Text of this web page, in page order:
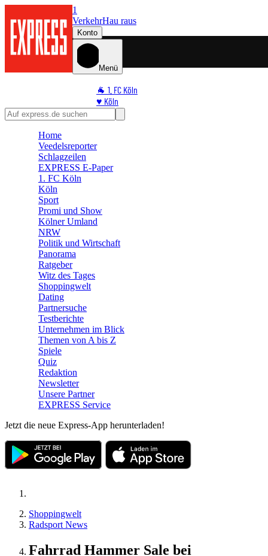
1
VerkehrHau raus
Konto
Menü
🐐 1. FC Köln
♥️ Köln
⭐ Promi
🛒 Shoppingwelt
Home
Veedelsreporter
Schlagzeilen
EXPRESS E-Paper
1. FC Köln
Köln
Sport
Promi und Show
Kölner Umland
NRW
Politik und Wirtschaft
Panorama
Ratgeber
Witz des Tages
Shoppingwelt
Dating
Partnersuche
Testberichte
Unternehmen im Blick
Themen von A bis Z
Spiele
Quiz
Redaktion
Newsletter
Unsere Partner
EXPRESS Service
Jetzt die neue Express-App herunterladen!
Shoppingwelt
Radsport News
Fahrrad Hammer Sale bei